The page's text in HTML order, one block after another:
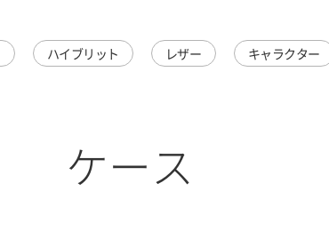
ハイブリット レザー キャラクター
ケース